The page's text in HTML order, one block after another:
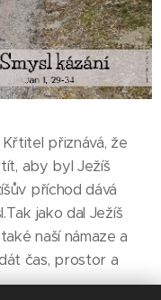
přiznává, že
aby byl Ježíš
příchod dává
jako dal Ježíš
naší námaze a
čas, prostor a